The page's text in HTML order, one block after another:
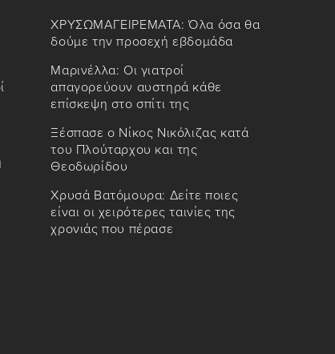
ΧΡΥΣΩΜΑΓΕΙΡΕΜΑΤΑ: Όλα όσα θα
δούμε την προσεχή εβδομάδα
Μαρινέλλα: Οι γιατροί
απαγορεύουν αυστηρά κάθε
επίσκεψη στο σπίτι της
Ξέσπασε ο Νίκος Νικόλιζας κατά
του Πλούταρχου και της
Θεοδωρίδου
Χρυσά Βατόμουρα: Δείτε ποιες
είναι οι χειρότερες ταινίες της
χρονιάς που πέρασε